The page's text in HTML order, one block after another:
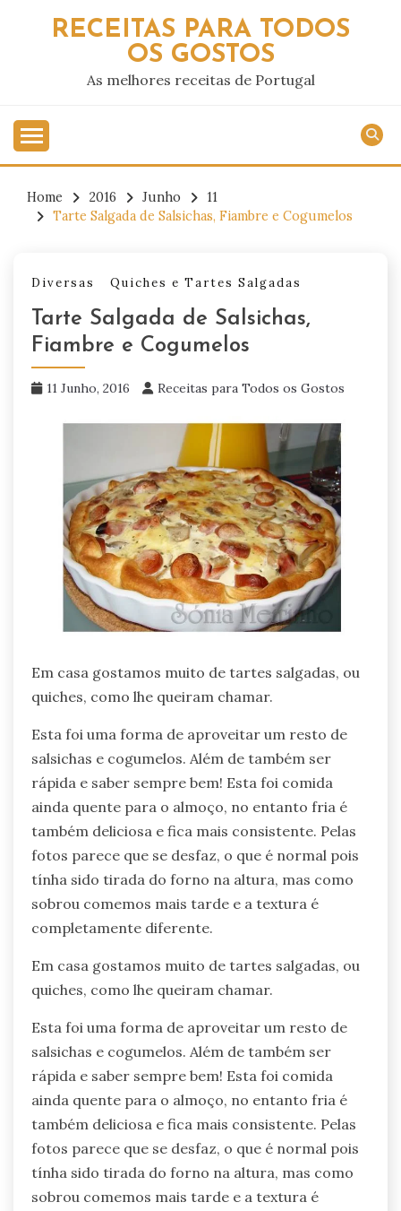
RECEITAS PARA TODOS
OS GOSTOS
As melhores receitas de Portugal
Home 2016 Junho
11
Tarte Salgada de Salsichas, Fiambre e Cogumelos
Diversas Quiches e Tartes Salgadas
Tarte Salgada de Salsichas,
Fiambre e Cogumelos
11 Junho, 2016 Receitas para Todos os Gostos
Em casa gostamos muito de tartes salgadas, ou
quiches, como lhe queiram chamar.
Esta foi uma forma de aproveitar um resto de
salsichas e cogumelos. Além de também ser
rápida e saber sempre bem! Esta foi comida
ainda quente para o almoço, no entanto fria é
também deliciosa e fica mais consistente. Pelas
fotos parece que se desfaz, o que é normal pois
tínha sido tirada do forno na altura, mas como
sobrou comemos mais tarde e a textura é
completamente diferente.
Em casa gostamos muito de tartes salgadas, ou
quiches, como lhe queiram chamar.
Esta foi uma forma de aproveitar um resto de
salsichas e cogumelos. Além de também ser
rápida e saber sempre bem! Esta foi comida
ainda quente para o almoço, no entanto fria é
também deliciosa e fica mais consistente. Pelas
fotos parece que se desfaz, o que é normal pois
tínha sido tirada do forno na altura, mas como
sobrou comemos mais tarde e a textura é